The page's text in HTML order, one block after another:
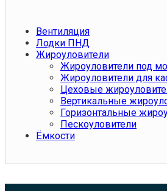
Вентиляция
Лодки ПНД
Жироуловители
Жироуловители под
Жироуловители для
Цеховые
Вертикальные
Горизонтальные
Пескоуловители
Ёмкости